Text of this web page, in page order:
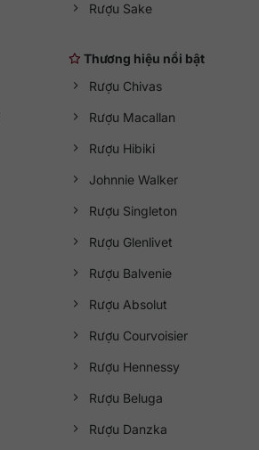
Rượu Sake
Thương hiệu nổi bật
Rượu Chivas
Rượu Macallan
Rượu Hibiki
Johnnie Walker
Rượu Singleton
Rượu Glenlivet
Rượu Balvenie
Rượu Absolut
Rượu Courvoisier
Rượu Hennessy
Rượu Beluga
Rượu Danzka